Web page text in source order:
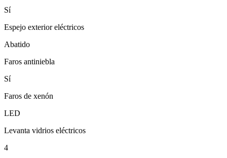
Sí
Espejo exterior eléctricos
Abatido
Faros antiniebla
Sí
Faros de xenón
LED
Levanta vidrios eléctricos
4